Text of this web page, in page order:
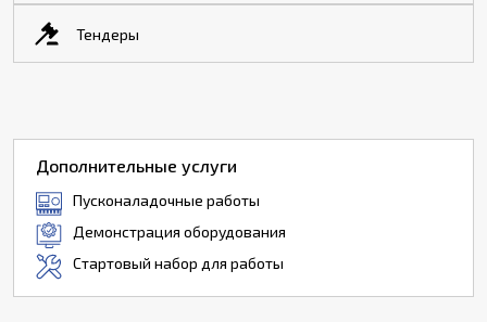
Тендеры
Дополнительные услуги
Пусконаладочные работы
Демонстрация оборудования
Стартовый набор для работы